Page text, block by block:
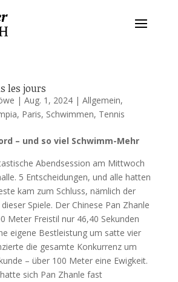
les jours
| Aug. 1, 2024| Allgemein,
, Paris, Schwimmen, Tennis
– und so viel Schwimm-Mehr
Abendsession am Mittwoch
5 Entscheidungen, und alle hatten
kam zum Schluss, nämlich der
Spiele. Der Chinese Pan Zhanle
Meter Freistil nur 46,40 Sekunden
eigene Bestleistung um satte vier
die gesamte Konkurrenz um
– über 100 Meter eine Ewigkeit.
sich Pan Zhanle fast